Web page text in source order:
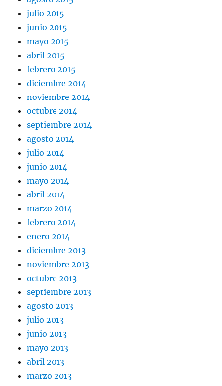
julio 2015
junio 2015
mayo 2015
abril 2015
febrero 2015
diciembre 2014
noviembre 2014
octubre 2014
septiembre 2014
agosto 2014
julio 2014
junio 2014
mayo 2014
abril 2014
marzo 2014
febrero 2014
enero 2014
diciembre 2013
noviembre 2013
octubre 2013
septiembre 2013
agosto 2013
julio 2013
junio 2013
mayo 2013
abril 2013
marzo 2013